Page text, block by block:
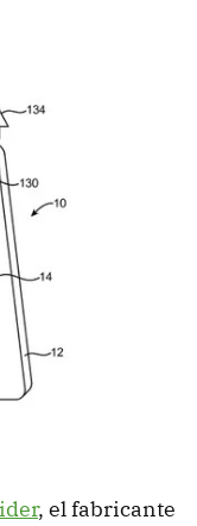
, el fabricante